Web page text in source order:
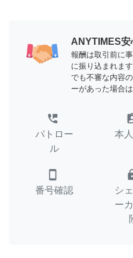
ANYTIMES
報酬は取引前に
に振り込まれま
でも不審な内容
ーがあった場合
perm_phone_msg
パトロー
ル
本
smartphone
番号確認
シ
ー